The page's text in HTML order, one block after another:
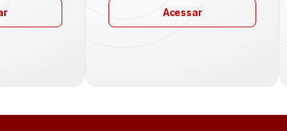
Acessar